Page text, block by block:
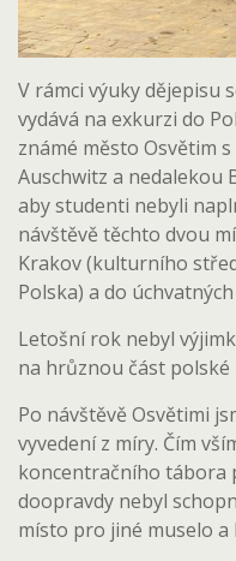
V rámci výuky dějepisu
vydává na exkurzi do
známé město Osvětim
Auschwitz a nedalekou
aby studenti nebyli
návštěvě těchto dvou
Krakov (kulturního
Polska) a do
Letošní rok nebyl
na hrůznou část
Po návštěvě Osvětimi
vyvedení z míry. Čím
koncentračního tábora
doopravdy nebyl
místo pro jiné muselo